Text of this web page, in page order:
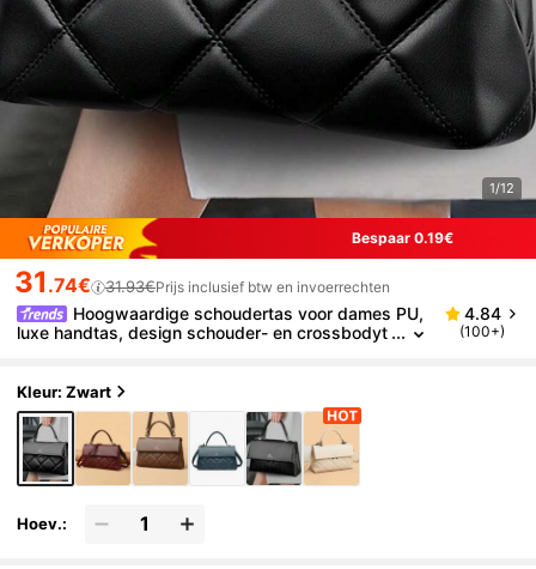
1/12
Bespaar 0.19€
31 .74€ 31.93€Prijs inclusief btw en invoerrechten
Hoogwaardige schoudertas voor dames PU,
luxe handtas, design schouder- en crossbodyt
4.84
(100+)
Kleur: Zwart
Hoev.: